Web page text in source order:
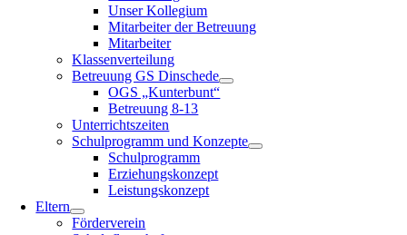
Unser Kollegium
Mitarbeiter der Betreuung
Mitarbeiter
Klassenverteilung
Betreuung GS Dinschede
OGS „Kunterbunt“
Betreuung 8-13
Unterrichtszeiten
Schulprogramm und Konzepte
Schulprogramm
Erziehungskonzept
Leistungskonzept
Eltern
Förderverein